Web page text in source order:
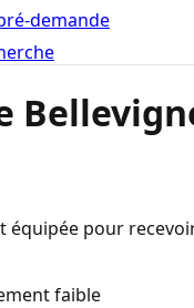
demande
équipée pour
faible